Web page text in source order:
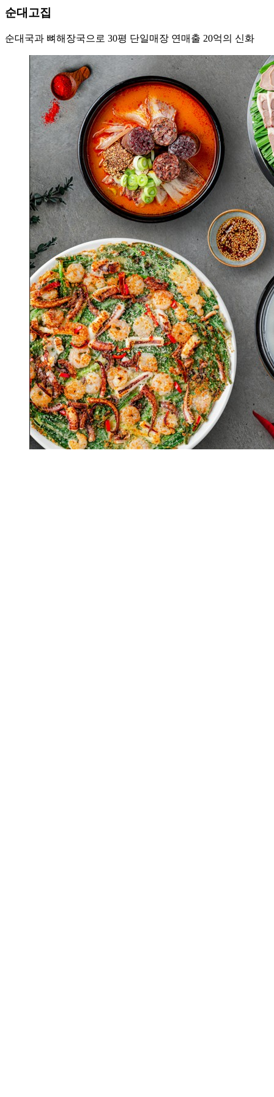
순대고집
순대국과 뼈해장국으로 30평 단일매장 연매출 20억의 신화